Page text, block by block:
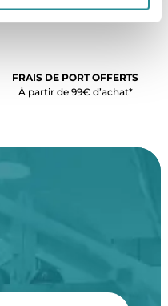
FRAIS DE PORT OFFERTS
À partir de 99€ d’achat*